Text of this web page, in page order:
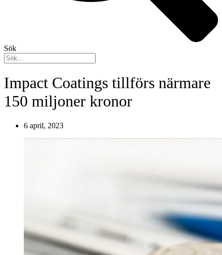
Sök
Impact Coatings tillförs närmare
150 miljoner kronor
6 april, 2023